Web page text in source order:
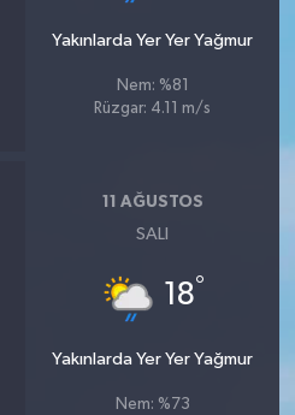
Yakınlarda Yer Yer Yağmur
Nem: %81
Rüzgar: 4.11 m/s
11 AĞUSTOS
SALI
18°
Yakınlarda Yer Yer Yağmur
Nem: %73